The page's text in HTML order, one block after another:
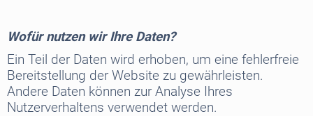
Wofür nutzen wir Ihre Daten?
Ein Teil der Daten wird erhoben, um eine fehlerfreie
Bereitstellung der Website zu gewährleisten.
Andere Daten können zur Analyse Ihres
Nutzerverhaltens verwendet werden.